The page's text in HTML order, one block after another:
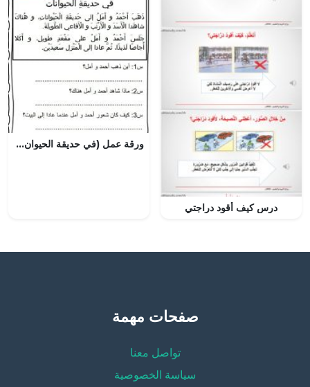
درس كيف أقود دراجتي
ورقة عمل (في حديقة الحيوان) (لغة عربية) الأول
صفحات مهمة
تواصل معنا
سياسة الخصوصية